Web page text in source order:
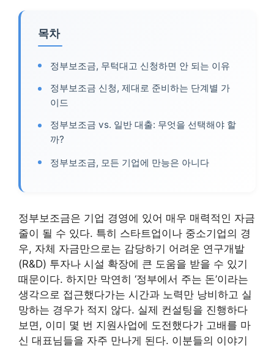
목차
정부보조금, 무턱대고 신청하면 안 되는 이유
정부보조금 신청, 제대로 준비하는 단계별 가
이드
정부보조금 vs. 일반 대출: 무엇을 선택해야 할
까?
정부보조금, 모든 기업에 만능은 아니다
정부보조금은 기업 경영에 있어 매우 매력적인 자금
줄이 될 수 있다. 특히 스타트업이나 중소기업의 경
우, 자체 자금만으로는 감당하기 어려운 연구개발
(R&D) 투자나 시설 확장에 큰 도움을 받을 수 있기
때문이다. 하지만 막연히 ‘정부에서 주는 돈’이라는
생각으로 접근했다가는 시간과 노력만 낭비하고 실
망하는 경우가 적지 않다. 실제 컨설팅을 진행하다
보면, 이미 몇 번 지원사업에 도전했다가 고배를 마
신 대표님들을 자주 만나게 된다. 이분들의 이야기